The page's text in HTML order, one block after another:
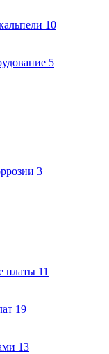
10
5
3
платы 11
19
13